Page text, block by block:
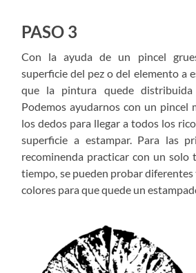
PASO 3
Con la ayuda de un pincel
superficie del pez o del elemento a
que la pintura quede distribuida
Podemos ayudarnos con un pincel
los dedos para llegar a todos los
superficie a estampar. Para las
recominenda practicar con un solo
tiempo, se pueden probar
colores para que quede un